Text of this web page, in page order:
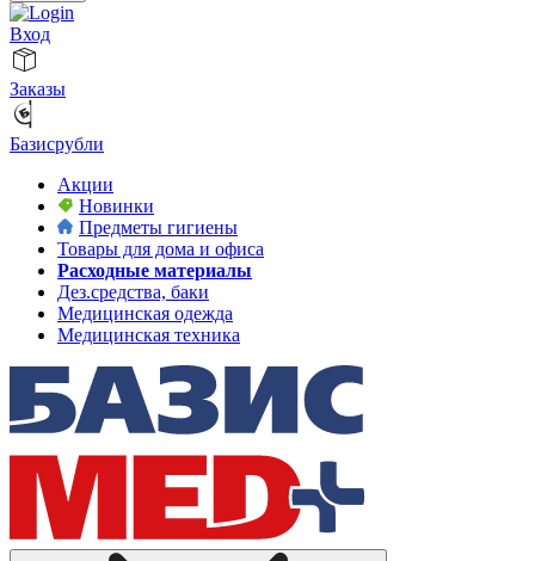
Вход
Заказы
Базисрубли
Акции
Новинки
Предметы гигиены
Товары для дома и офиса
Расходные материалы
Дез.средства, баки
Медицинская одежда
Медицинская техника